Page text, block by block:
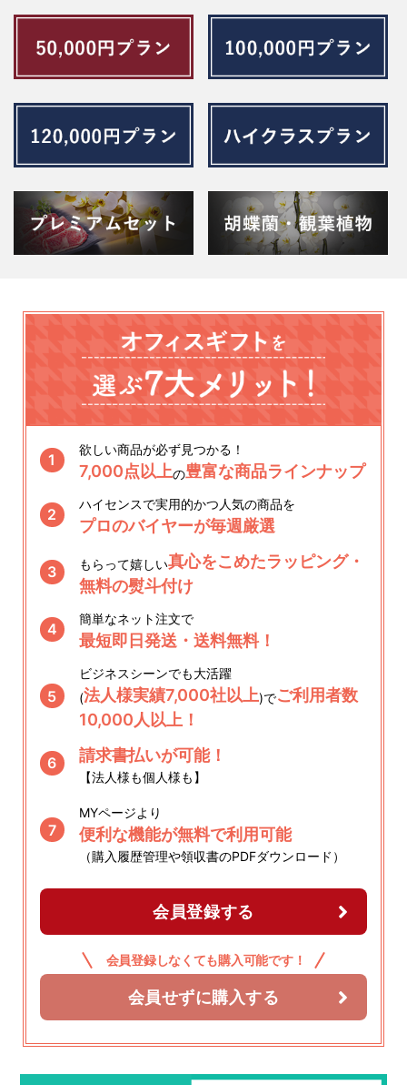
1
欲しい商品が必ず見つかる！
7,000点以上の豊富な商品ラインナップ
2
ハイセンスで実用的かつ人気の商品を
プロのバイヤーが毎週厳選
3 もらって嬉しい真心をこめたラッピング・
無料の熨斗付け
4
簡単なネット注文で
最短即日発送・送料無料！
5
ビジネスシーンでも大活躍
(法人様実績7,000社以上)でご利用者数
10,000人以上！
6 請求書払いが可能！
【法人様も個人様も】
7
MYページより
便利な機能が無料で利用可能
（購入履歴管理や領収書のPDFダウンロード）
会員登録する
会員登録しなくても購入可能です！
会員せずに購入する